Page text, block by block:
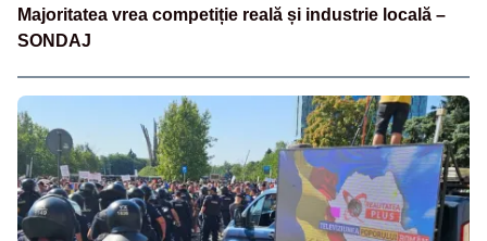
Majoritatea vrea competiție reală și industrie locală –
SONDAJ